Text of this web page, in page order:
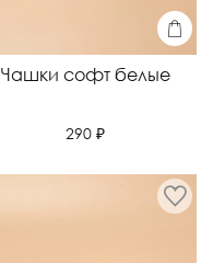
Чашки софт белые
290 ₽